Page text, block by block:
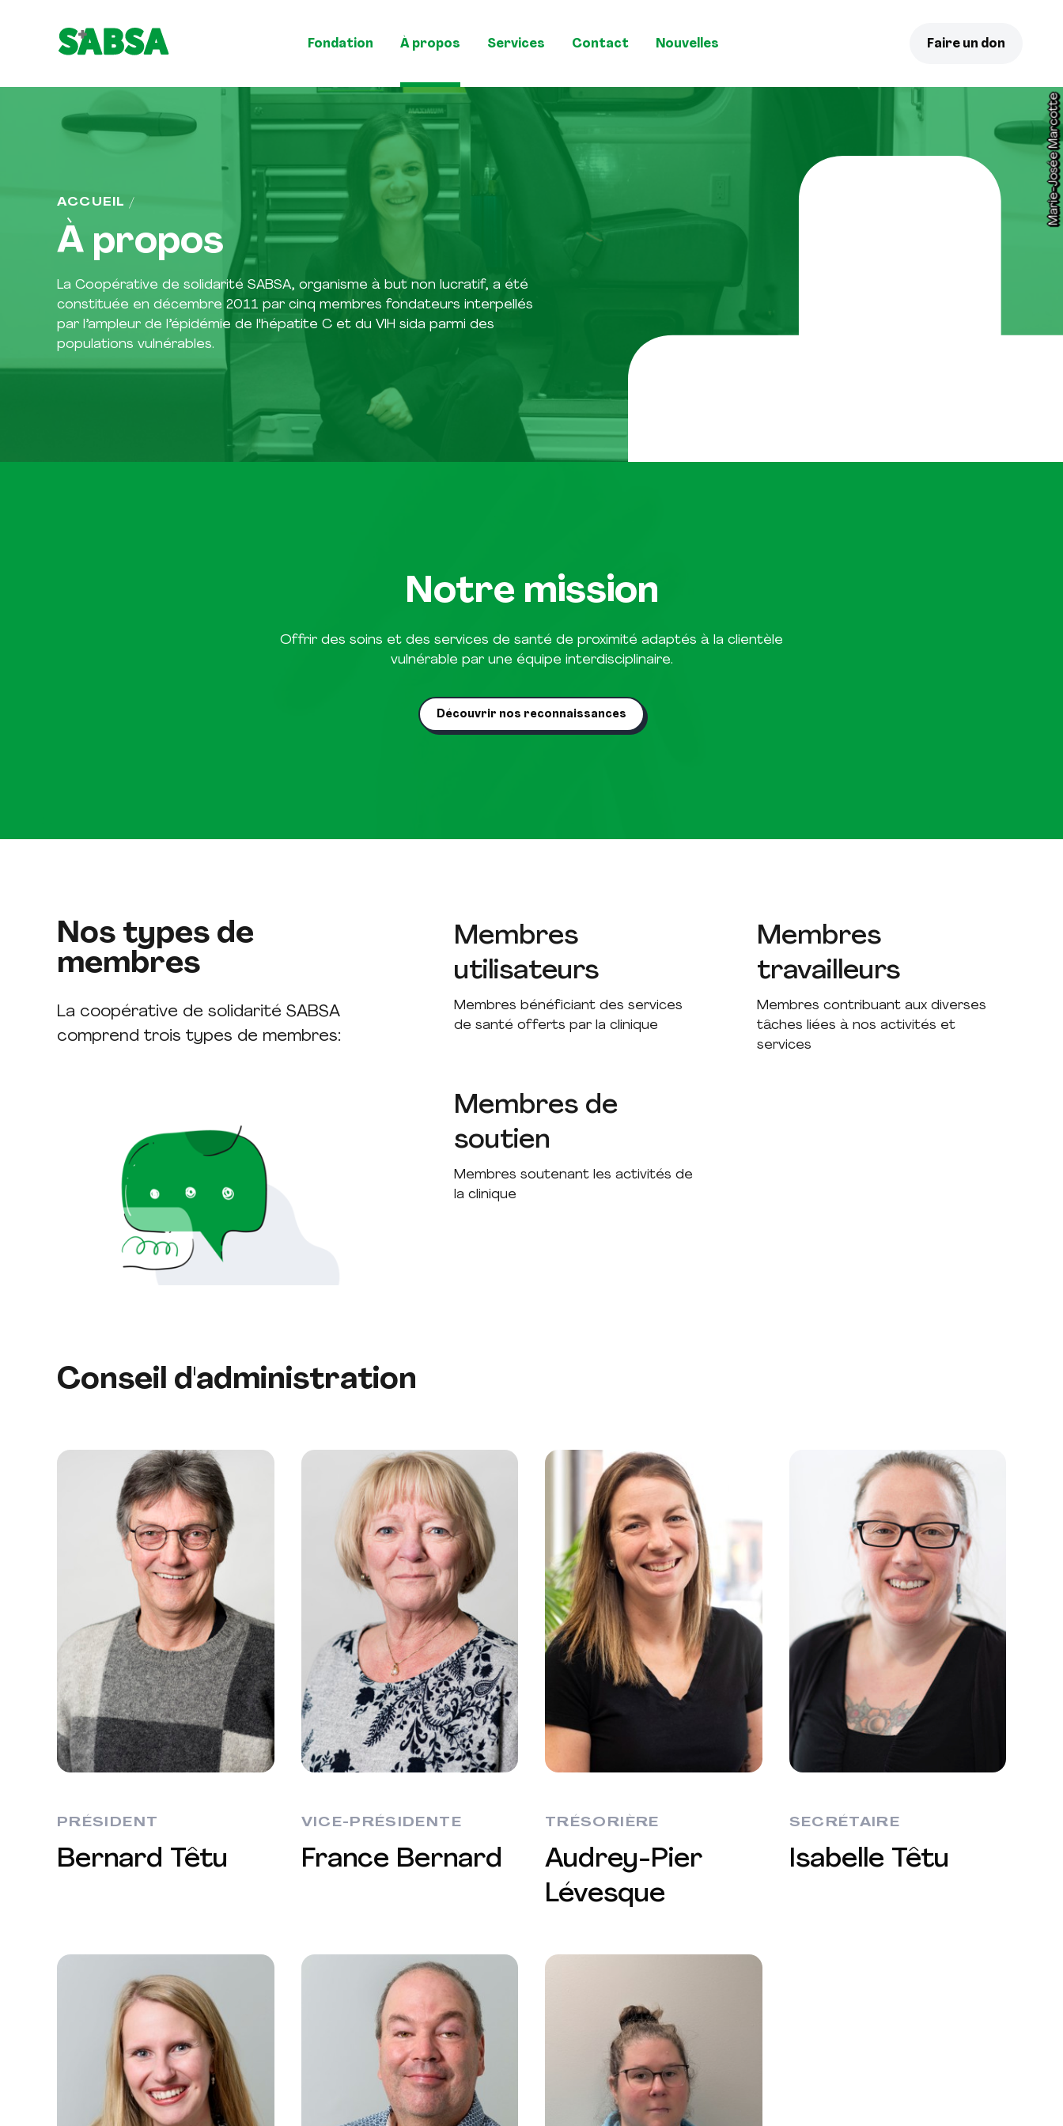
Fondation À propos Services Contact Nouvelles Faire un don
Marie-Josée Marcotte
ACCUEIL
À propos
La Coopérative de solidarité SABSA, organisme à but non lucratif, a été
constituée en décembre 2011 par cinq membres fondateurs interpellés
par l’ampleur de l’épidémie de l'hépatite C et du VIH sida parmi des
populations vulnérables.
Notre mission
Offrir des soins et des services de santé de proximité adaptés à la clientèle
vulnérable par une équipe interdisciplinaire.
Découvrir nos reconnaissances
Nos types de
membres
La coopérative de solidarité SABSA
comprend trois types de membres:
Membres
utilisateurs
Membres bénéficiant des services
de santé offerts par la clinique
Membres
travailleurs
Membres contribuant aux diverses
tâches liées à nos activités et
services
Membres de
soutien
Membres soutenant les activités de
la clinique
Conseil d'administration
PRÉSIDENT
Bernard Têtu
VICE-PRÉSIDENTE
France Bernard
TRÉSORIÈRE
Audrey-Pier
Lévesque
SECRÉTAIRE
Isabelle Têtu